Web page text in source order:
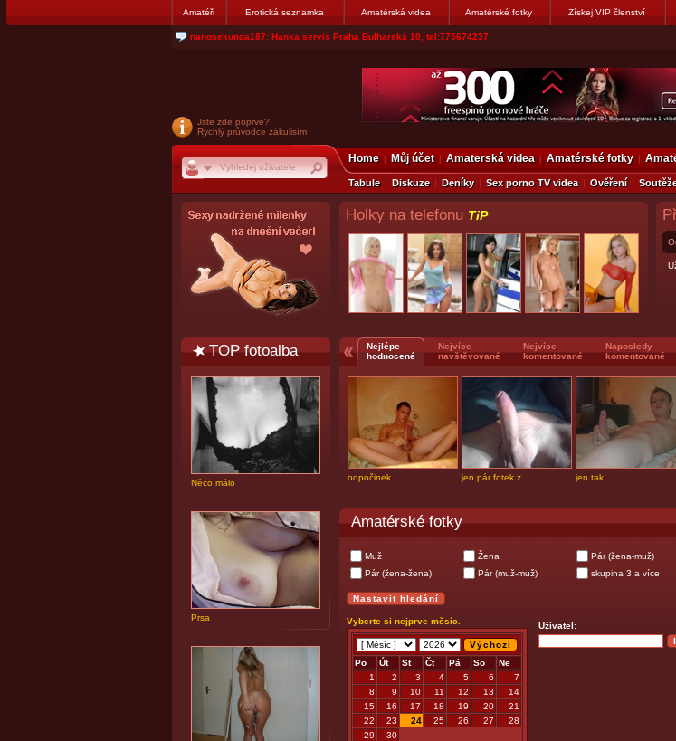
Amatéři Erotická seznamka Amatérská videa Amatérské fotky Získej VIP členství
jjoseff: Najde se par, ktery nekdy přemýšlel o divákovi. Napiste
Jste zde poprvé?
Rychlý průvodce zákulisím
Home Můj účet Amaterská videa Amatérské fotky
Tabule Diskuze Deníky Sex porno TV videa Ověření
Holky na telefonu TiP
TOP fotoalba
Něco málo
Prsa
Nejlépe
hodnocené
Nejvíce
navštěvované
Nejvíce
komentované
Naposledy
komentované
odpočinek jen pár fotek z... jen tak
Amatérské fotky
Muž Žena
Pár (žena-muž)
Pár (žena-žena)
Pár (muž-muž) skupina 3 a více
Vyberte si nejprve měsíc.
Po Út St Čt Pá So
Ne
1
2 3 4 5 6
7
8
9 10 11 12 13
14
15
16 17 18 19 20
21
22
23 24 25 26 27
28
29
30
Uživatel: